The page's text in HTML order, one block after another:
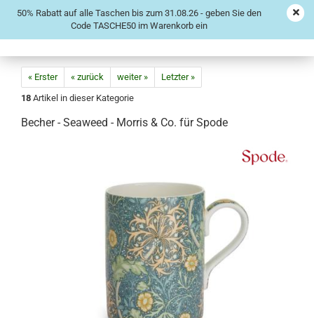
50% Rabatt auf alle Taschen bis zum 31.08.26 - geben Sie den
Code TASCHE50 im Warenkorb ein
« Erster « zurück weiter »
Letzter »
18 Artikel in dieser Kategorie
Becher - Seaweed - Morris & Co. für Spode